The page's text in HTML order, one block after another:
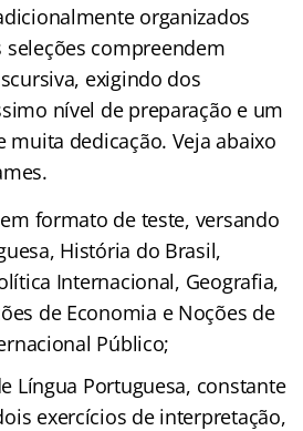
organizados
seleções compreendem
exigindo dos
nível de preparação e um
muita dedicação. Veja abaixo
formato de teste, versando
História do Brasil,
Internacional, Geografia,
de Economia e Noções de
Público;
Língua Portuguesa, constante
exercícios de interpretação,